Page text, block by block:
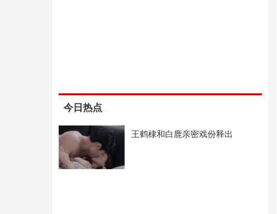
今日热点
王鹤棣和白鹿亲密戏份释出